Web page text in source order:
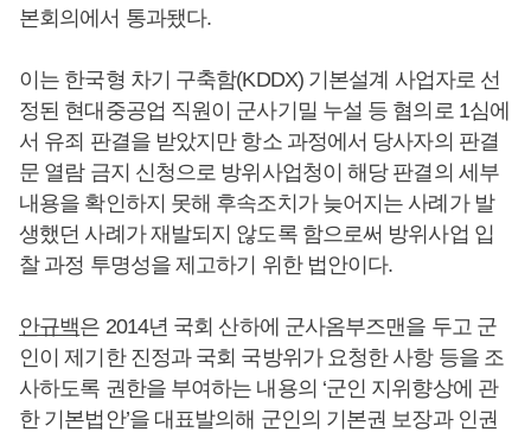
본회의에서 통과됐다.
이는 한국형 차기 구축함(KDDX) 기본설계 사업자로 선
정된 현대중공업 직원이 군사기밀 누설 등 혐의로 1심에
서 유죄 판결을 받았지만 항소 과정에서 당사자의 판결
문 열람 금지 신청으로 방위사업청이 해당 판결의 세부
내용을 확인하지 못해 후속조치가 늦어지는 사례가 발
생했던 사례가 재발되지 않도록 함으로써 방위사업 입
찰 과정 투명성을 제고하기 위한 법안이다.
안규백은 2014년 국회 산하에 군사옴부즈맨을 두고 군
인이 제기한 진정과 국회 국방위가 요청한 사항 등을 조
사하도록 권한을 부여하는 내용의 ‘군인 지위향상에 관
한 기본법안’을 대표발의해 군인의 기본권 보장과 인권